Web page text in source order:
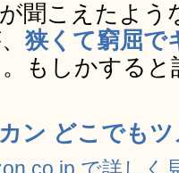
聞こえたよ
狭くて窮屈で
もしかする
ン どこでも